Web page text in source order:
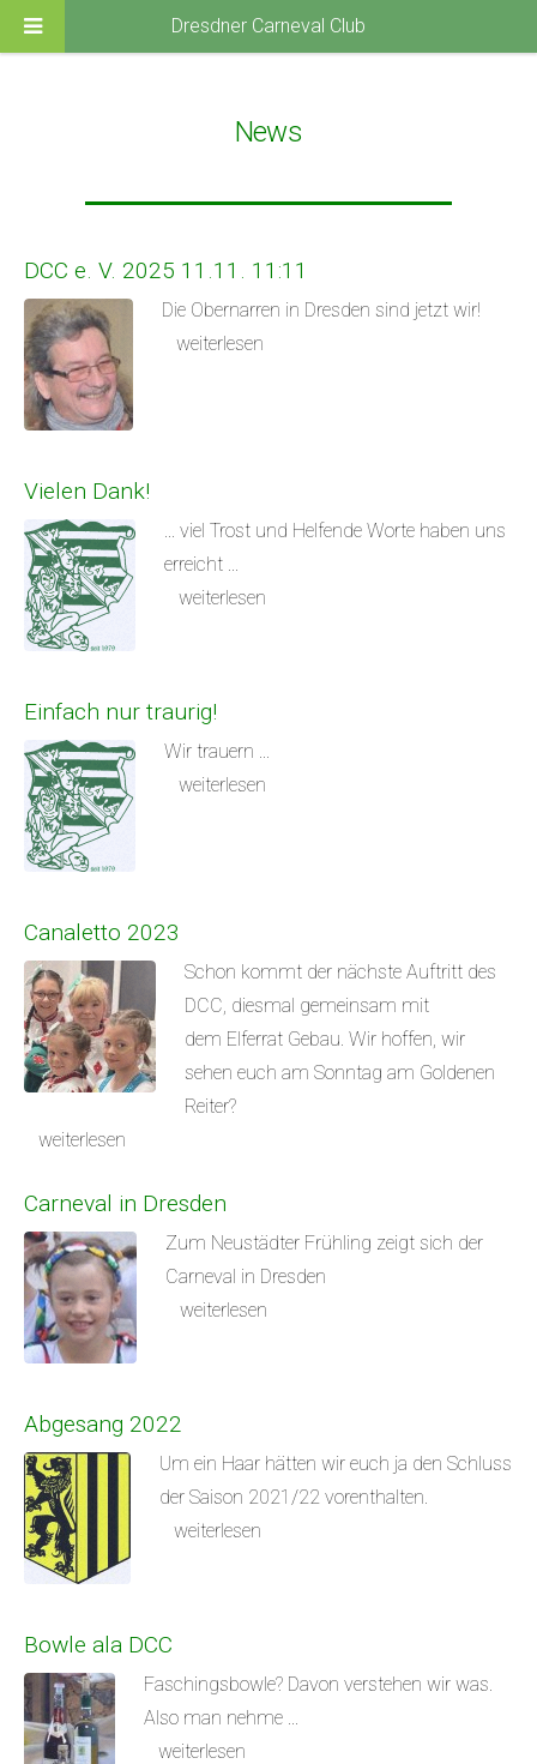
News
DCC e. V. 2025 11.11. 11:11
Die Obernarren in Dresden sind jetzt wir!
weiterlesen
Vielen Dank!
... viel Trost und Helfende Worte haben uns
erreicht ...
weiterlesen
Einfach nur traurig!
Wir trauern ...
weiterlesen
Canaletto 2023
Schon kommt der nächste Auftritt des
DCC, diesmal gemeinsam mit
dem Elferrat Gebau. Wir hoffen, wir
sehen euch am Sonntag am Goldenen
Reiter?
weiterlesen
Carneval in Dresden
Zum Neustädter Frühling zeigt sich der
Carneval in Dresden
weiterlesen
Abgesang 2022
Um ein Haar hätten wir euch ja den Schluss
der Saison 2021/22 vorenthalten.
weiterlesen
Bowle ala DCC
Faschingsbowle? Davon verstehen wir was.
Also man nehme ...
weiterlesen
Dresdner Carneval Club